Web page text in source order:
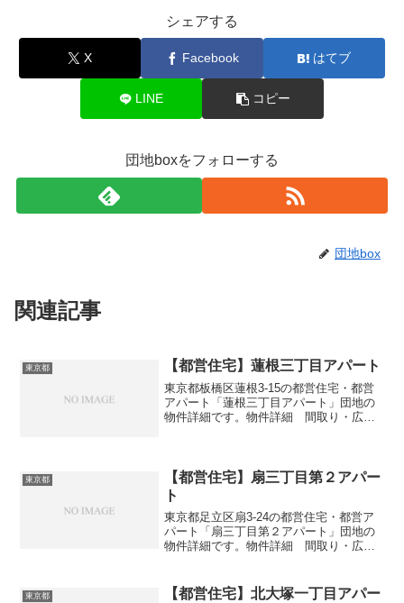
シェアする
X Facebook はてブ
LINE コピー
団地boxをフォローする
団地box
関連記事
東京都 【都営住宅】蓮根三丁目アパート
東京都板橋区蓮根3-15の都営住宅・都営
アパート「蓮根三丁目アパート」団地の
物件詳細です。物件詳細 間取り・広さ
セス主な...
東京都
【都営住宅】扇三丁目第２アパー
ト
東京都足立区扇3-24の都営住宅・都営ア
パート「扇三丁目第２アパート」団地の
物件詳細です。物件詳細 間取り・広さ
さ・面積32-57㎡建設年度築年数2010-2...
東京都
【都営住宅】北大塚一丁目アパー